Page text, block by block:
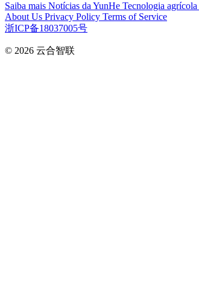
Saiba mais Notícias da YunHe Tecnologia agrícola
About Us Privacy Policy Terms of Service
浙ICP备18037005号
© 2026 云合智联